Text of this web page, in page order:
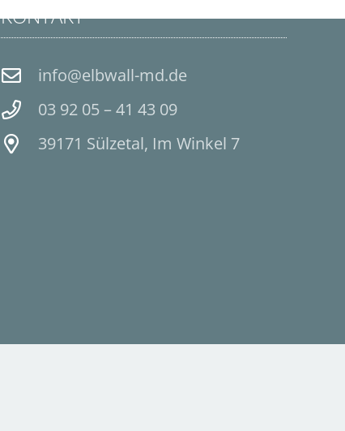
KONTAKT
info@elbwall-md.de
03 92 05 – 41 43 09
39171 Sülzetal, Im Winkel 7